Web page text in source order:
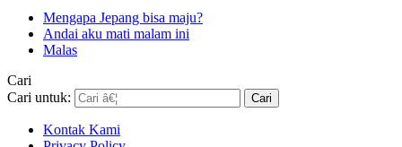
Mengapa Jepang bisa maju?
Andai aku mati malam ini
Malas
Cari
Cari untuk:
Kontak Kami